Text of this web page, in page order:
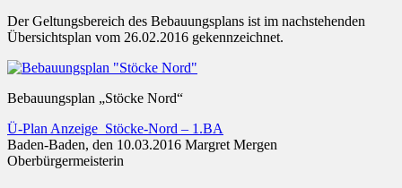
Der Geltungsbereich des Bebauungsplans ist im nachstehenden
Übersichtsplan vom 26.02.2016 gekennzeichnet.
Bebauungsplan „Stöcke Nord“
Ü-Plan Anzeige_Stöcke-Nord – 1.BA
Baden-Baden, den 10.03.2016 Margret Mergen
Oberbürgermeisterin